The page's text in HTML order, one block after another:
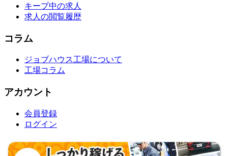
キープ中の求人
求人の閲覧履歴
コラム
ジョブハウス工場について
工場コラム
アカウント
会員登録
ログイン